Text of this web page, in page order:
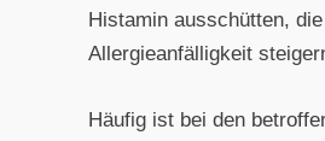
Histamin ausschütten,
Allergieanfälligkeit
Häufig ist bei den